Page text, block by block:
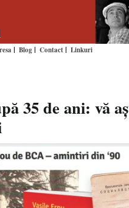
Blog Contact Linkuri
35 de ani: vă